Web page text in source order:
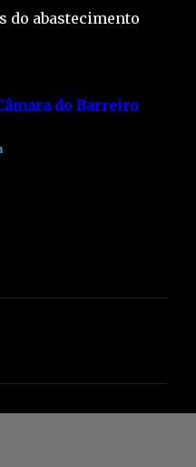
do abastecimento
do Barreiro